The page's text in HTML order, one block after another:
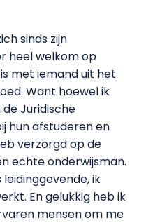
sinds zijn
heel welkom op
met iemand uit het
Want hoewel ik
Juridische
hun afstuderen en
verzorgd op de
echte onderwijsman.
ik
En gelukkig heb ik
mensen om me